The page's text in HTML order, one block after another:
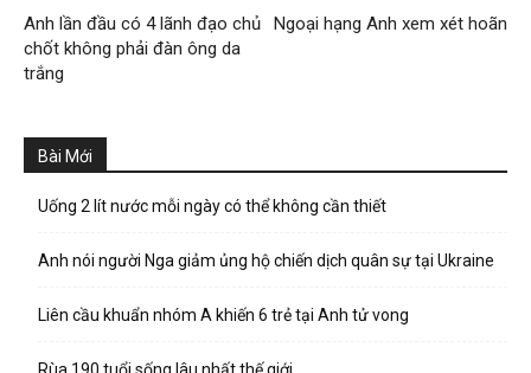
Anh lần đầu có 4 lãnh đạo chủ
chốt không phải đàn ông da
trắng
Ngoại hạng Anh xem xét hoãn
Bài Mới
Uống 2 lít nước mỗi ngày có thể không cần thiết
Anh nói người Nga giảm ủng hộ chiến dịch quân sự tại Ukraine
Liên cầu khuẩn nhóm A khiến 6 trẻ tại Anh tử vong